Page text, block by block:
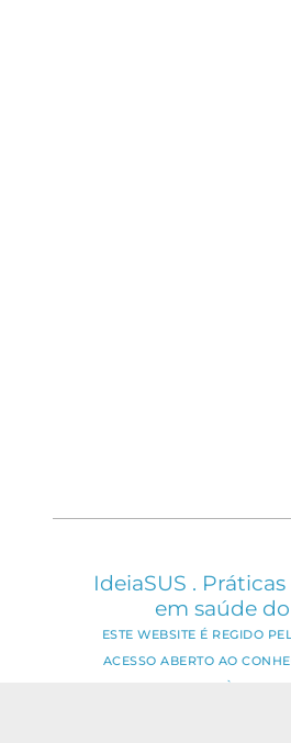
IdeiaSUS .
em saúde do
ESTE WEBSITE É REGIDO
ACESSO ABERTO AO
BUSCA GARANTIR À